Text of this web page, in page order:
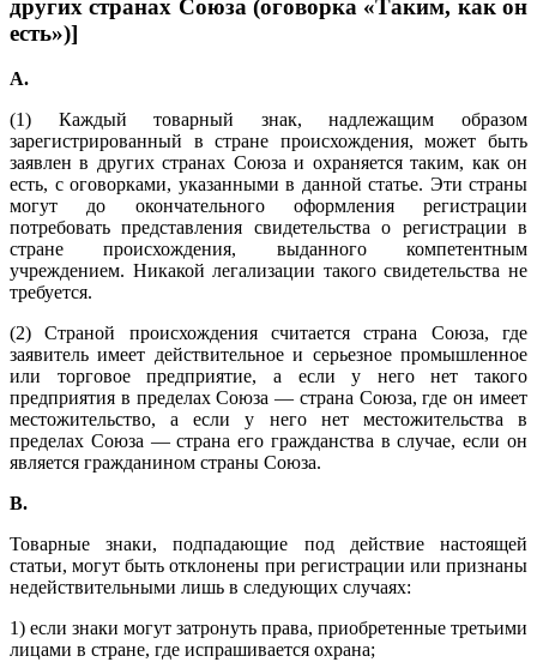
других странах Союза (оговорка «Таким, как он
есть»)]
A.
(1) Каждый товарный знак, надлежащим образом
зарегистрированный в стране происхождения, может быть
заявлен в других странах Союза и охраняется таким, как он
есть, с оговорками, указанными в данной статье. Эти страны
могут до окончательного оформления регистрации
потребовать представления свидетельства о регистрации в
стране происхождения, выданного компетентным
учреждением. Никакой легализации такого свидетельства не
требуется.
(2) Страной происхождения считается страна Союза, где
заявитель имеет действительное и серьезное промышленное
или торговое предприятие, а если у него нет такого
предприятия в пределах Союза — страна Союза, где он имеет
местожительство, а если у него нет местожительства в
пределах Союза — страна его гражданства в случае, если он
является гражданином страны Союза.
B.
Товарные знаки, подпадающие под действие настоящей
статьи, могут быть отклонены при регистрации или признаны
недействительными лишь в следующих случаях:
1) если знаки могут затронуть права, приобретенные третьими
лицами в стране, где испрашивается охрана;